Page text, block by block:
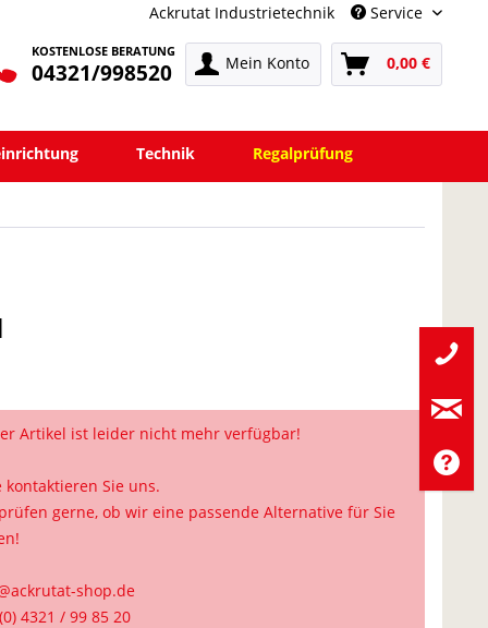
Ackrutat Industrietechnik Service
KOSTENLOSE BERATUNG
04321/998520 Mein Konto 0,00 €
Technik Regalprüfung
Artikel ist leider nicht mehr verfügbar!
kontaktieren Sie uns.
gerne, ob wir eine passende Alternative für Sie
shop.de
4321 / 99 85 20